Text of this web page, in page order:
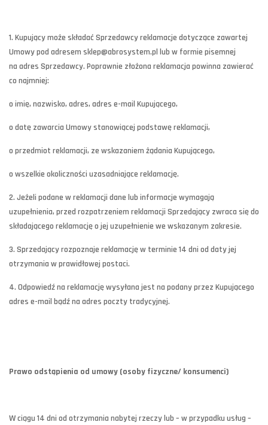
1. Kupujący może składać Sprzedawcy reklamacje dotyczące zawartej
Umowy pod adresem sklep@abrosystem.pl lub w formie pisemnej
na adres Sprzedawcy. Poprawnie złożona reklamacja powinna zawierać
co najmniej:
o imię, nazwisko, adres, adres e-mail Kupującego,
o datę zawarcia Umowy stanowiącej podstawę reklamacji,
o przedmiot reklamacji, ze wskazaniem żądania Kupującego,
o wszelkie okoliczności uzasadniające reklamację.
2. Jeżeli podane w reklamacji dane lub informacje wymagają
uzupełnienia, przed rozpatrzeniem reklamacji Sprzedający zwraca się do
składającego reklamację o jej uzupełnienie we wskazanym zakresie.
3. Sprzedający rozpoznaje reklamację w terminie 14 dni od daty jej
otrzymania w prawidłowej postaci.
4. Odpowiedź na reklamację wysyłana jest na podany przez Kupującego
adres e-mail bądź na adres poczty tradycyjnej.
Prawo odstąpienia od umowy (osoby fizyczne/ konsumenci)
W ciągu 14 dni od otrzymania nabytej rzeczy lub – w przypadku usług –